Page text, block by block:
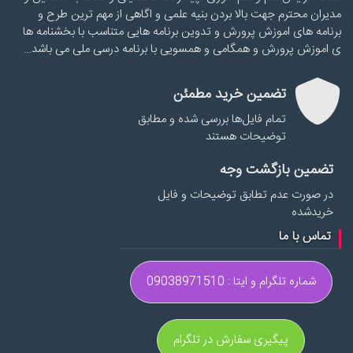
مدیران محترم جهت بالا بردن بنیه علمی و اگاهی از مهم ترین طرح و
برنامه های اموزش پرورش و تدوین برنامه هایی متناسب با بخشنامه ها
ی اموزش پرورش و همگامی و همسویی با برنامه درسی ملی می باشد…
تضمین خرید مطمئن
تمام فایل‌ها بررسی شده و مطابق
توضیحات هستند
تضمین بازگشت وجه
در صورت عدم تطابق توضیحات و فایل
خریدشده
تماس با ما
شماره تلگرام و ایتا : 09038971510
پیگیری سفارش در تلگرام